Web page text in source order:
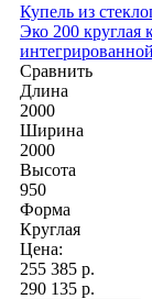
Купель из
Эко 200 круглая
Сравнить
Длина
2000
Ширина
2000
Высота
950
Форма
Круглая
Цена:
255 385 р.
290 135 р.